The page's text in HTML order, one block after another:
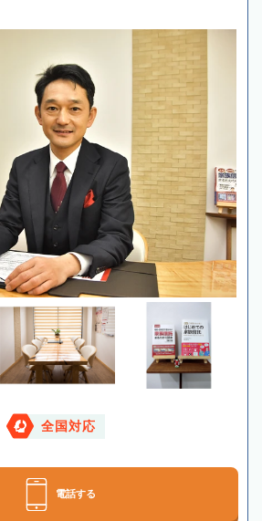
全国対応
電話する